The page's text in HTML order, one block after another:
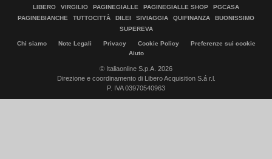
LIBERO VIRGILIO PAGINEGIALLE PAGINEGIALLE SHOP
PGCASA
PAGINEBIANCHE
TUTTOCITTÀ DILEI SIVIAGGIA QUIFINANZA
BUONISSIMO
SUPEREVA
Chi siamo Note Legali Privacy Cookie Policy
Preferenze sui cookie
Aiuto
© Italiaonline S.p.A. 2026
Direzione e coordinamento di Libero Acquisition S.á r.l.
P. IVA 03970540963